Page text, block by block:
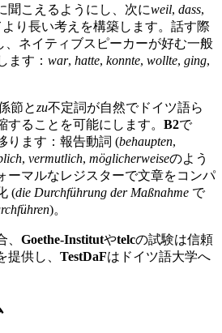
聞こえるようにし、次にweil, dass,
より長い考えを構築します。話す際
、ネイティブスピーカーが好む一般
ます： war, hatte, konnte, wollte, ging,
節とzu不定詞が自然でドイツ語ら
することを可能にします。 B2で
ります：報告動詞 (behaupten,
, vermutlich, möglicherweiseのよう
ーマルなレジスターで文章をコンパ
(die Durchführung der Maßnahme で
)。
Goethe-Institutやtelcの試験は信頼
提供し、 TestDaFはドイツ語大学へ